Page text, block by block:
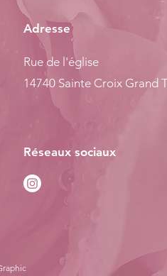
Adresse
Rue de l'église
14740 Sainte Croix Grand
Réseaux sociaux